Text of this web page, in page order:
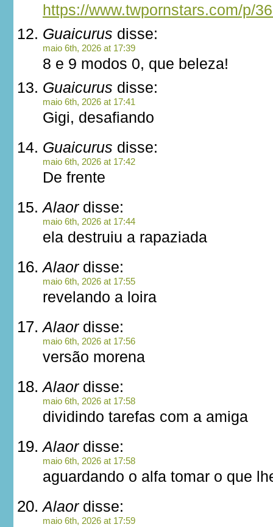
https://www.twpornstars.com/p/
Guaicurus disse:
maio 6th, 2026 at 17:39
8 e 9 modos 0, que beleza!
Guaicurus disse:
maio 6th, 2026 at 17:41
Gigi, desafiando
Guaicurus disse:
maio 6th, 2026 at 17:42
De frente
Alaordisse:
maio 6th, 2026 at 17:44
ela destruiu a rapaziada
Alaordisse:
maio 6th, 2026 at 17:55
revelando a loira
Alaordisse:
maio 6th, 2026 at 17:56
versão morena
Alaordisse:
maio 6th, 2026 at 17:58
dividindo tarefas com a amiga
Alaordisse:
maio 6th, 2026 at 17:58
aguardando o alfa tomar o que
Alaordisse:
maio 6th, 2026 at 17:59